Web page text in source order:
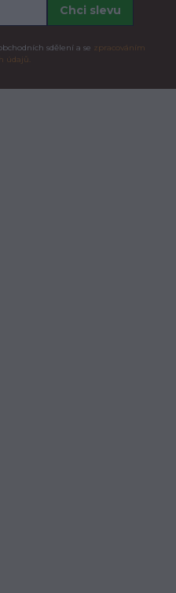
Chci slevu
sdělení a se zpracováním
údajů.